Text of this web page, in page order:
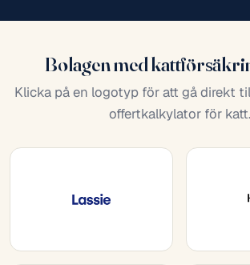
Bolagen med
Klicka på en logotyp för att gå direkt
offertkalkylator för katt.